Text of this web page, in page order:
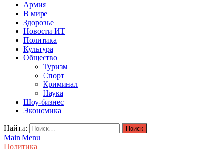
Армия
В мире
Здоровье
Новости ИТ
Политика
Культура
Общество
Туризм
Спорт
Криминал
Наука
Шоу-бизнес
Экономика
Найти:
Main Menu
Политика